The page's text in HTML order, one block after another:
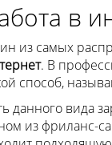
в
из самых
. В
способ,
данного вида
из фриланс-